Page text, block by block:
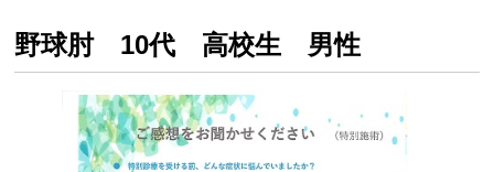
野球肘 10代 高校生 男性